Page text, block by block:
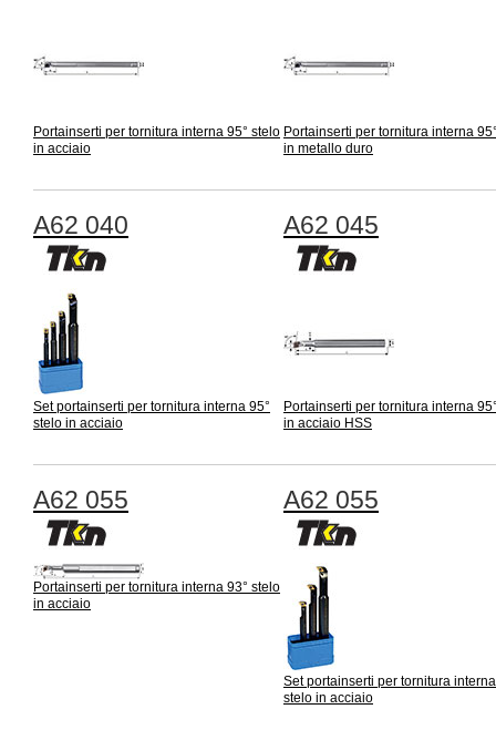
Portainserti per tornitura interna 95° stelo
in acciaio
Portainserti per tornitura interna
in metallo duro
A62 040
Set portainserti per tornitura interna 95°
stelo in acciaio
A62 045
Portainserti per tornitura interna
in acciaio HSS
A62 055
Portainserti per tornitura interna 93° stelo
in acciaio
A62 055
Set portainserti per tornitura
stelo in acciaio